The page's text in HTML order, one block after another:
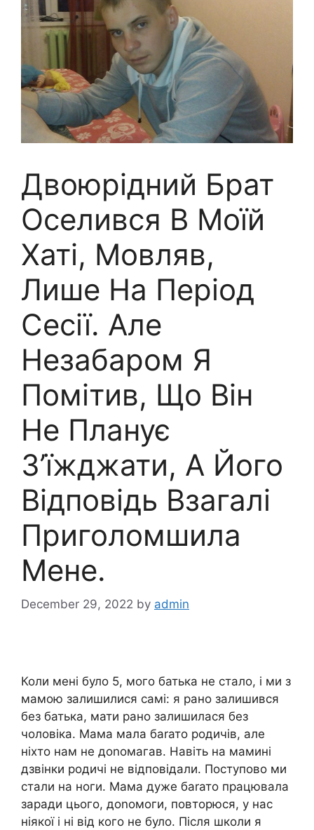
Двоюрідний Брат
Оселився В Моїй
Хаті, Мовляв,
Лише На Період
Сесії. Але
Незабаром Я
Помітив, Що Він
Не Планує
З’їжджати, А Його
Відповідь Взагалі
Приголомшила
Мене.
December 29, 2022 by admin
Коли мені було 5, мого батька не стало, і ми з
мамою залишилися самі: я рано залишився
без батька, мати рано залишилася без
чоловіка. Мама мала баrато родичів, але
ніхто нам не доnомагав. Навіть на мамині
дзвінки родичі не відповідали. Поступово ми
стали на ноги. Мама дуже баrато працювала
заради цього, доnомоги, повторюся, у нас
ніякої і ні від кого не було. Після школи я